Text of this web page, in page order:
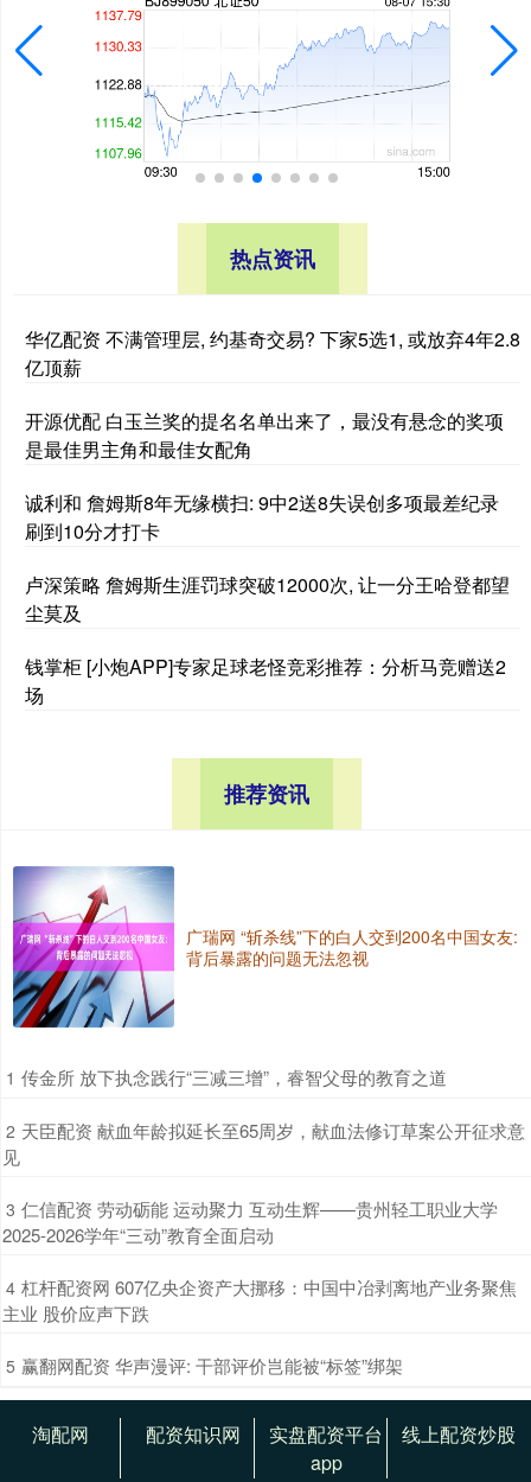
热点资讯
华亿配资 不满管理层, 约基奇交易? 下家5选1, 或放弃4年2.8
亿顶薪
开源优配 白玉兰奖的提名名单出来了，最没有悬念的奖项
是最佳男主角和最佳女配角
诚利和 詹姆斯8年无缘横扫: 9中2送8失误创多项最差纪录
刷到10分才打卡
卢深策略 詹姆斯生涯罚球突破12000次, 让一分王哈登都望
尘莫及
钱掌柜 [小炮APP]专家足球老怪竞彩推荐：分析马竞赠送2
场
推荐资讯
广瑞网 “斩杀线”下的白人交到200名中国女友:
背后暴露的问题无法忽视
1 ​传金所 放下执念践行“三减三增”，睿智父母的教育之道
2 ​天臣配资 献血年龄拟延长至65周岁，献血法修订草案公开征求意
见
3 ​仁信配资 劳动砺能 运动聚力 互动生辉——贵州轻工职业大学
2025-2026学年“三动”教育全面启动
4 ​杠杆配资网 607亿央企资产大挪移：中国中冶剥离地产业务聚焦
主业 股价应声下跌
5 ​赢翻网配资 华声漫评: 干部评价岂能被“标签”绑架
淘配网 配资知识网
实盘配资平台
app
线上配资炒股